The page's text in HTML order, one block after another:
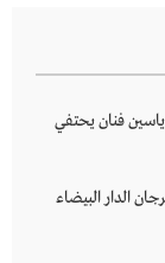
ياسين فنان يحتفي
الدار البيضاء